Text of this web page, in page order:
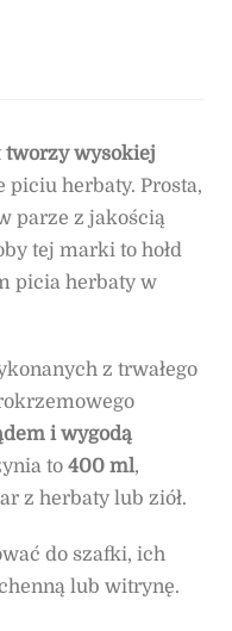
tworzy wysokiej
piciu herbaty. Prosta,
parze z jakością
tej marki to hołd
picia herbaty w
z trwałego
i wygodą
to400 ml,
z herbaty lub ziół.
do szafki, ich
lub witrynę.